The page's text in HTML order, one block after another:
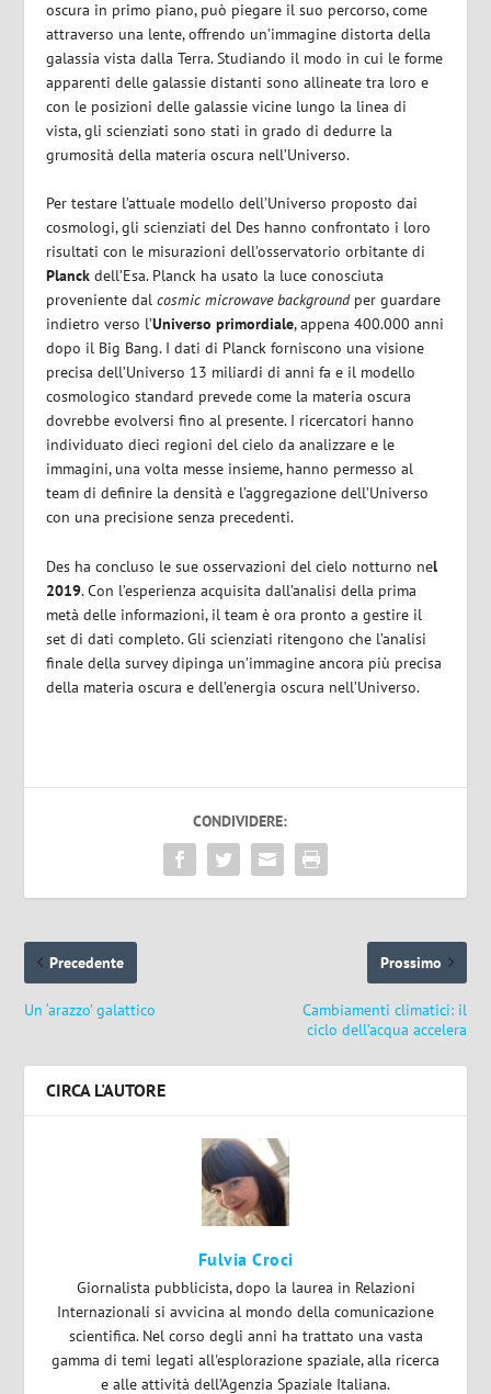
oscura in primo piano, può piegare il suo percorso, come
attraverso una lente, offrendo un’immagine distorta della
galassia vista dalla Terra. Studiando il modo in cui le forme
apparenti delle galassie distanti sono allineate tra loro e
con le posizioni delle galassie vicine lungo la linea di
vista, gli scienziati sono stati in grado di dedurre la
grumosità della materia oscura nell’Universo.
Per testare l’attuale modello dell’Universo proposto dai
cosmologi, gli scienziati del Des hanno confrontato i loro
risultati con le misurazioni dell’osservatorio orbitante di
Planck dell’Esa. Planck ha usato la luce conosciuta
proveniente dalcosmic microwave backgroundper guardare
indietro verso l’Universo primordiale, appena 400.000 anni
dopo il Big Bang. I dati di Planck forniscono una visione
precisa dell’Universo 13 miliardi di anni fa e il modello
cosmologico standard prevede come la materia oscura
dovrebbe evolversi fino al presente. I ricercatori hanno
individuato dieci regioni del cielo da analizzare e le
immagini, una volta messe insieme, hanno permesso al
team di definire la densità e l’aggregazione dell’Universo
con una precisione senza precedenti.
Des ha concluso le sue osservazioni del cielo notturno nel
2019. Con l’esperienza acquisita dall’analisi della prima
metà delle informazioni, il team è ora pronto a gestire il
set di dati completo. Gli scienziati ritengono che l’analisi
finale della survey dipinga un’immagine ancora più precisa
della materia oscura e dell’energia oscura nell’Universo.
CONDIVIDERE:
Precedente
Un ‘arazzo’ galattico
Prossimo
Cambiamenti climatici: il
ciclo dell’acqua accelera
CIRCA L'AUTORE
Fulvia Croci
Giornalista pubblicista, dopo la laurea in Relazioni
Internazionali si avvicina al mondo della comunicazione
scientifica. Nel corso degli anni ha trattato una vasta
gamma di temi legati all'esplorazione spaziale, alla ricerca
e alle attività dell’Agenzia Spaziale Italiana.